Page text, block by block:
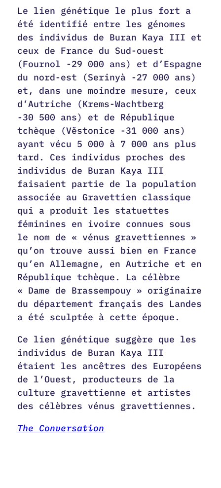
Le lien génétique le plus fort a
été identifié entre les génomes
des individus de Buran Kaya III et
ceux de France du Sud-ouest
(Fournol -29 000 ans) et d’Espagne
du nord-est (Serinyà -27 000 ans)
et, dans une moindre mesure, ceux
d’Autriche (Krems-Wachtberg
-30 500 ans) et de République
tchèque (Věstonice -31 000 ans)
ayant vécu 5 000 à 7 000 ans plus
tard. Ces individus proches des
individus de Buran Kaya III
faisaient partie de la population
associée au Gravettien classique
qui a produit les statuettes
féminines en ivoire connues sous
le nom de « vénus gravettiennes »
qu’on trouve aussi bien en France
qu’en Allemagne, en Autriche et en
République tchèque. La célèbre
« Dame de Brassempouy » originaire
du département français des Landes
a été sculptée à cette époque.
Ce lien génétique suggère que les
individus de Buran Kaya III
étaient les ancêtres des Européens
de l’Ouest, producteurs de la
culture gravettienne et artistes
des célèbres vénus gravettiennes.
The Conversation